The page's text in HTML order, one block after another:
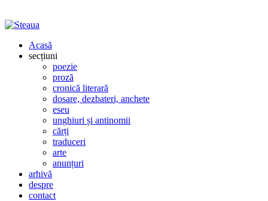
Acasă
secțiuni
poezie
proză
cronică literară
dosare, dezbateri, anchete
eseu
unghiuri și antinomii
cărți
traduceri
arte
anunțuri
arhivă
despre
contact